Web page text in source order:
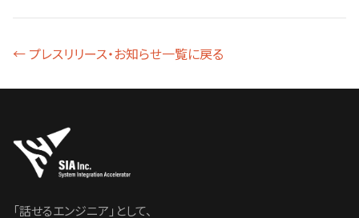
← プレスリリース・お知らせ一覧に戻る
「話せるエンジニア」として、